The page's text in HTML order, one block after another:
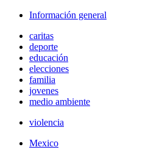
Información general
caritas
deporte
educación
elecciones
familia
jovenes
medio ambiente
violencia
Mexico